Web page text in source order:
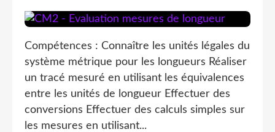
Compétences : Connaître les unités légales du
système métrique pour les longueurs Réaliser
un tracé mesuré en utilisant les équivalences
entre les unités de longueur Effectuer des
conversions Effectuer des calculs simples sur
les mesures en utilisant...